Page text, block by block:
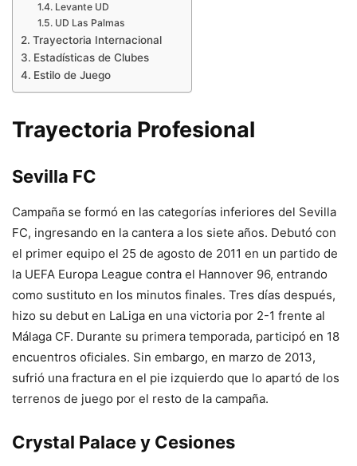
Levante UD
UD Las Palmas
Trayectoria Internacional
Estadísticas de Clubes
Estilo de Juego
Trayectoria Profesional
Sevilla FC
Campaña se formó en las categorías inferiores del Sevilla
FC, ingresando en la cantera a los siete años. Debutó con
el primer equipo el 25 de agosto de 2011 en un partido de
la UEFA Europa League contra el Hannover 96, entrando
como sustituto en los minutos finales. Tres días después,
hizo su debut en LaLiga en una victoria por 2-1 frente al
Málaga CF. Durante su primera temporada, participó en 18
encuentros oficiales. Sin embargo, en marzo de 2013,
sufrió una fractura en el pie izquierdo que lo apartó de los
terrenos de juego por el resto de la campaña.
Crystal Palace y Cesiones